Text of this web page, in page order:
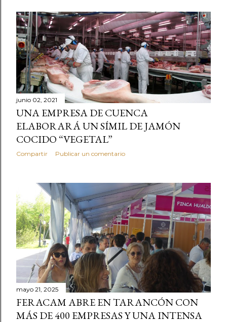
junio 02, 2021
UNA EMPRESA DE CUENCA
ELABORARÁ UN SÍMIL DE JAMÓN
COCIDO “VEGETAL”
Compartir Publicar un comentario
mayo 21, 2025
FERACAM ABRE EN TARANCÓN CON
MÁS DE 400 EMPRESAS Y UNA INTENSA